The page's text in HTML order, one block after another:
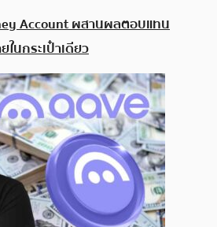
Account ผสานผลตอบแทน
ในกระเป๋าเดียว